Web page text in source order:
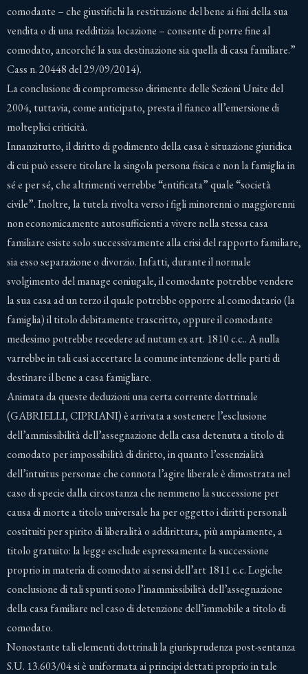
comodante – che giustifichi la restituzione del bene ai fini della sua
vendita o di una redditizia locazione – consente di porre fine al
comodato, ancorché la sua destinazione sia quella di casa familiare.”
Cass n. 20448 del 29/09/2014).
La conclusione di compromesso dirimente delle Sezioni Unite del
2004, tuttavia, come anticipato, presta il fianco all’emersione di
molteplici criticità.
Innanzitutto, il diritto di godimento della casa è situazione giuridica
di cui può essere titolare la singola persona fisica e non la famiglia in
sé e per sé, che altrimenti verrebbe “entificata” quale “società
civile”. Inoltre, la tutela rivolta verso i figli minorenni o maggiorenni
non economicamente autosufficienti a vivere nella stessa casa
familiare esiste solo successivamente alla crisi del rapporto familiare,
sia esso separazione o divorzio. Infatti, durante il normale
svolgimento del manage coniugale, il comodante potrebbe vendere
la sua casa ad un terzo il quale potrebbe opporre al comodatario (la
famiglia) il titolo debitamente trascritto, oppure il comodante
medesimo potrebbe recedere ad nutum ex art. 1810 c.c.. A nulla
varrebbe in tali casi accertare la comune intenzione delle parti di
destinare il bene a casa famigliare.
Animata da queste deduzioni una certa corrente dottrinale
(GABRIELLI, CIPRIANI) è arrivata a sostenere l’esclusione
dell’ammissibilità dell’assegnazione della casa detenuta a titolo di
comodato per impossibilità di diritto, in quanto l’essenzialità
dell’intuitus personae che connota l’agire liberale è dimostrata nel
caso di specie dalla circostanza che nemmeno la successione per
causa di morte a titolo universale ha per oggetto i diritti personali
costituiti per spirito di liberalità o addirittura, più ampiamente, a
titolo gratuito: la legge esclude espressamente la successione
proprio in materia di comodato ai sensi dell’art 1811 c.c. Logiche
conclusione di tali spunti sono l’inammissibilità dell’assegnazione
della casa familiare nel caso di detenzione dell’immobile a titolo di
comodato.
Nonostante tali elementi dottrinali la giurisprudenza post-sentanza
S.U. 13.603/04 si è uniformata ai principi dettati proprio in tale